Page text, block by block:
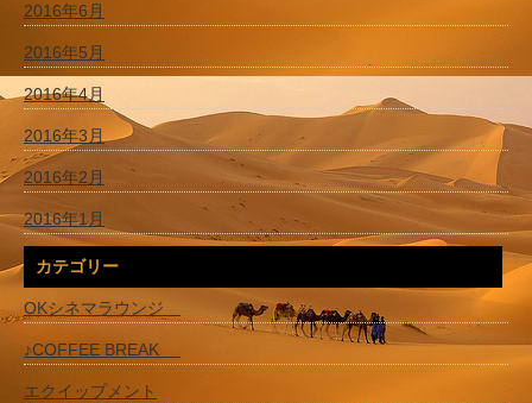
2016年6月
2016年5月
2016年4月
2016年3月
2016年2月
2016年1月
カテゴリー
OKシネマラウンジ
♪COFFEE BREAK
エクイップメント